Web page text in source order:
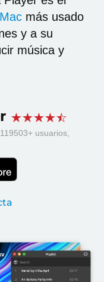
más usado
y a su
música y
119503+ usuarios,